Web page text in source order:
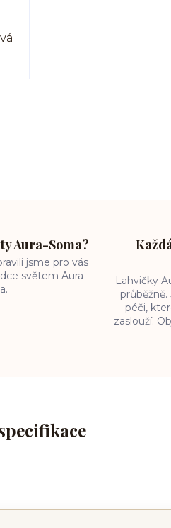
Aura-Soma?
jsme pro vás
světem Aura-
Lahvičky
péči,
zaslouží.